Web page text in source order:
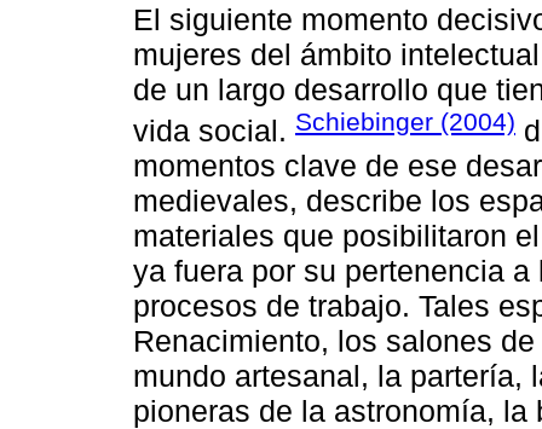
El siguiente momento
mujeres del ámbito
de un largo desarrollo que
vida social. Schiebinger (2004)
momentos clave de ese
medievales, describe los
materiales que posibilitaron
ya fuera por su pertenencia
procesos de trabajo. Tales
Renacimiento, los salones
mundo artesanal, la partería,
pioneras de la astronomía,